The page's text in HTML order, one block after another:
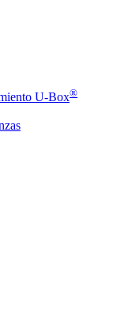
U-Box®